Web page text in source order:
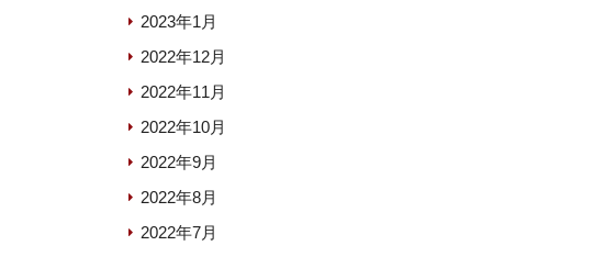
2023年1月
2022年12月
2022年11月
2022年10月
2022年9月
2022年8月
2022年7月